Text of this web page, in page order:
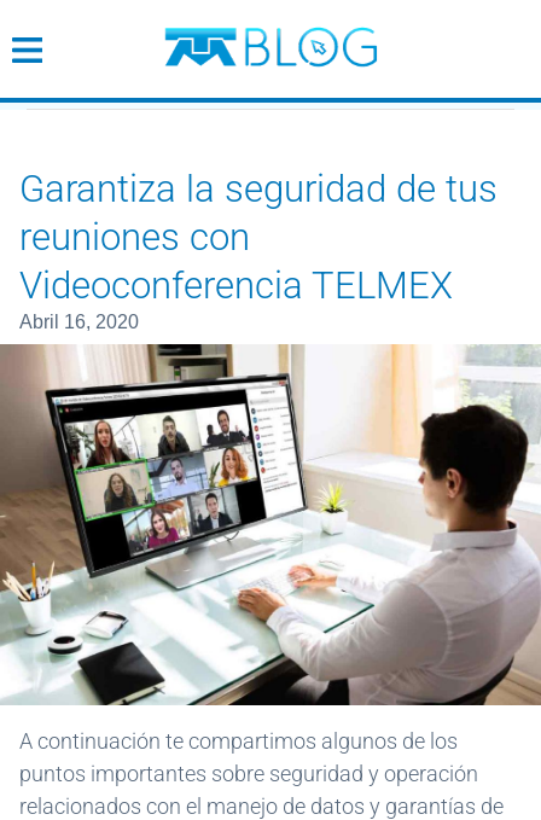
Tendencias
Emprendimiento
Empresarial
Garantiza la seguridad de tus
Garantiza la seguridad de tus
reuniones con
Videoconferencia TELMEX
abril 16, 2020
A continuación te compartimos algunos de los
puntos importantes sobre seguridad y operación
relacionados con el manejo de datos y garantías de